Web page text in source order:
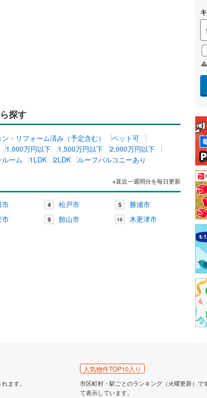
探す
・リフォーム済み（予定含む）
ペット可
1,000万円以下 1,500万円以下
2,000万円以下
ルーム 1LDK 2LDK ルーフバルコニーあり
※直近一週間分を毎日更新
市 4 松戸市 5 勝浦市
市 9 館山市 10 木更津市
ます。
人気物件TOP10入り
市区町村・駅ごとのランキング（火曜更新）
て表示しています。